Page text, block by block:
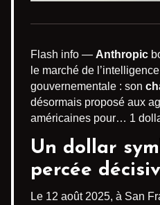
Flash info — Anthropic
le marché de
gouvernementale : son
désormais proposé aux
américaines pour… 1
Un dollar
percée
Le 12 août 2025, à San